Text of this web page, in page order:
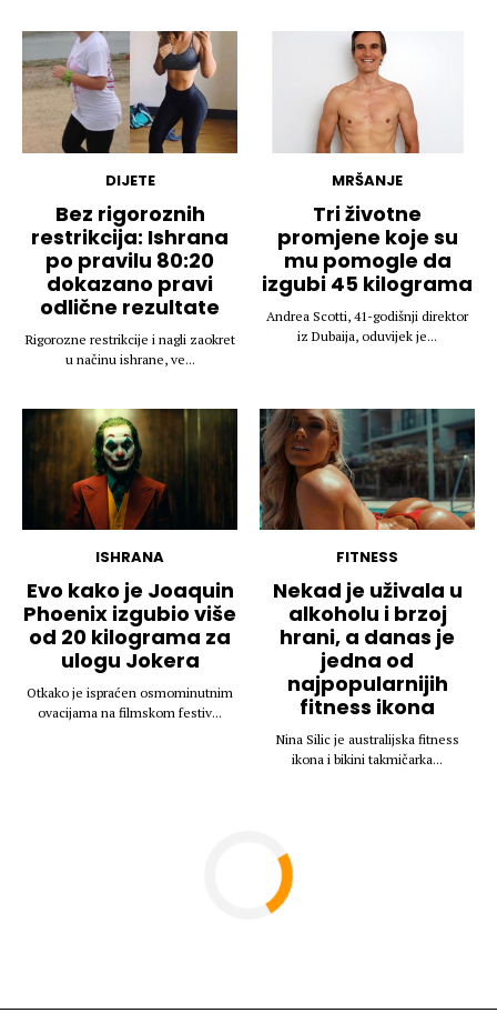
DIJETE
Bez rigoroznih
restrikcija: Ishrana
po pravilu 80:20
dokazano pravi
odlične rezultate
Rigorozne restrikcije i nagli zaokret
u načinu ishrane, ve...
MRŠANJE
Tri životne
promjene koje su
mu pomogle da
izgubi 45 kilograma
Andrea Scotti, 41-godišnji direktor
iz Dubaija, oduvijek je...
ISHRANA
Evo kako je Joaquin
Phoenix izgubio više
od 20 kilograma za
ulogu Jokera
Otkako je ispraćen osmominutnim
ovacijama na filmskom festiv...
FITNESS
Nekad je uživala u
alkoholu i brzoj
hrani, a danas je
jedna od
najpopularnijih
fitness ikona
Nina Silic je australijska fitness
ikona i bikini takmičarka...